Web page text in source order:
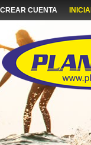
CREAR CUENTA